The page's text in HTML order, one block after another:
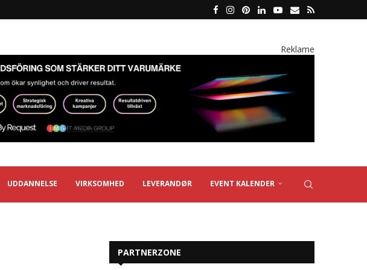
Reklame
UDDANNELSE VIRKSOMHED LEVERANDØR EVENT KALENDER
PARTNERZONE